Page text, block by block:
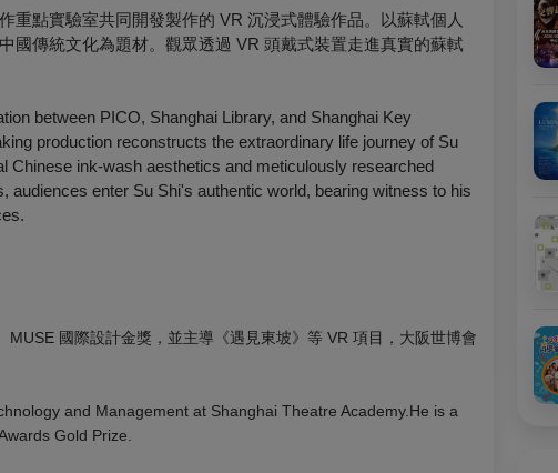
重點實驗室共同開發製作的 VR 沉浸式體驗作品。以蘇軾個人
國傳統文化為題材。觀眾透過 VR 頭戴式裝置走進真實的蘇軾
between PICO, Shanghai Library, and Shanghai Key
production reconstructs the extraordinary life journey of Su
Chinese ink-wash aesthetics and meticulously researched
enter Su Shi's authentic world, bearing witness to his
國際設計金獎，並主導《遇見東坡》等 VR 項目，大阪世博會
and Management at Shanghai Theatre Academy.He is a
Gold Prize.